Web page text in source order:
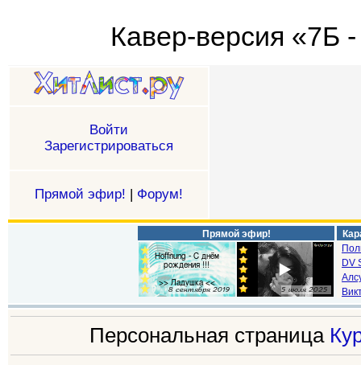
Кавер-версия «7Б
Войти
Зарегистрироваться
Прямой эфир! | Форум!
Прямой эфир!
DV
Персональная страница